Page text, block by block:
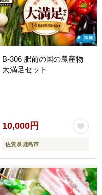
B-306 肥前の国の農産物
大満足セット
10,000円
佐賀県 鹿島市